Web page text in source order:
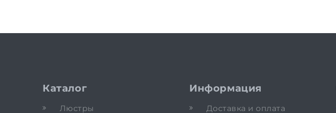
Каталог
Люстры
Информация
Доставка и оплата